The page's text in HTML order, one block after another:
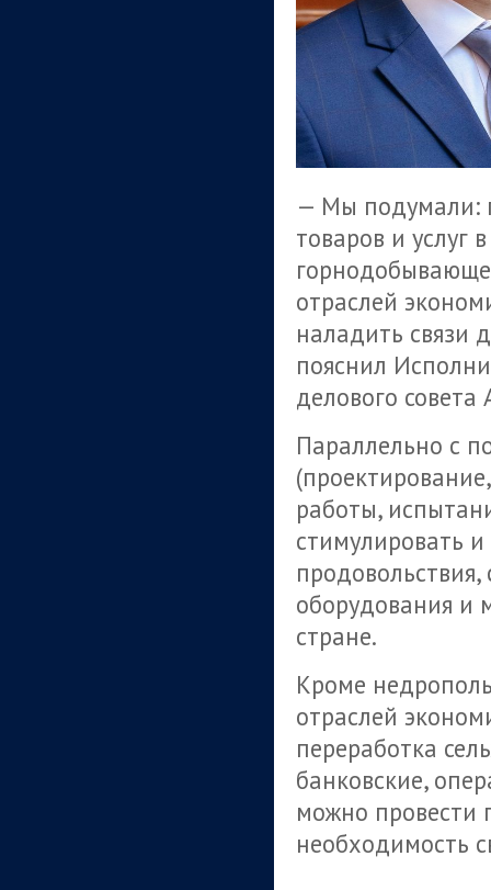
— Мы подумали:
товаров и услуг
отраслей
наладить связи
пояснил
делового
Параллельно с
работы,
стимулировать
оборудования и
стране.
Кроме
отраслей
переработка
банковские,
можно провести
необходимость